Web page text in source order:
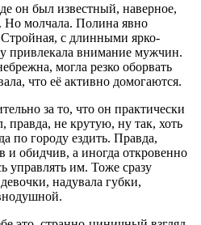
он был известный, наверное,
Но молчала. Полина явно
с длинными ярко-
привлекала внимание мужчин.
могла резко оборвать
что её активно домогаются.
за то, что он практически
правда, не крутую, ну так, хоть
по городу ездить. Правда,
обидчив, а иногда откровенно
управлять им. Тоже сразу
надувала губки,